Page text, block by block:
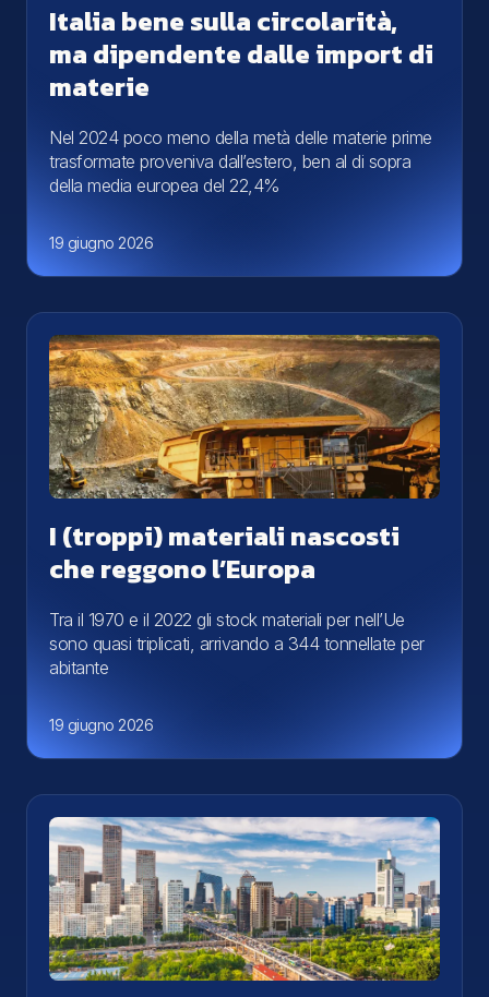
Italia bene sulla circolarità,
ma dipendente dalle import di
materie
Nel 2024 poco meno della metà delle materie prime
trasformate proveniva dall’estero, ben al di sopra
della media europea del 22,4%
19 giugno 2026
I (troppi) materiali nascosti
che reggono l’Europa
Tra il 1970 e il 2022 gli stock materiali per nell’Ue
sono quasi triplicati, arrivando a 344 tonnellate per
abitante
19 giugno 2026